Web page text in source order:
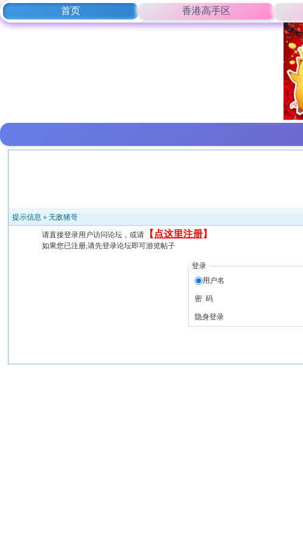
首页 香港高手区
提示信息 »无敌猪哥
请直接登录用户访问论坛，或请 【 点这里注册】
如果您已注册,请先登录论坛即可游览帖子
登录
用户名
密 码
隐身登录